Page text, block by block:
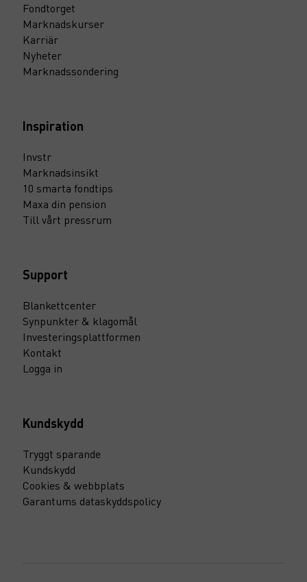
Fondtorget
Marknadskurser
Karriär
Nyheter
Marknadssondering
Inspiration
Invstr
Marknadsinsikt
10 smarta fondtips
Maxa din pension
Till vårt pressrum
Support
Blankettcenter
Synpunkter & klagomål
Investeringsplattformen
Kontakt
Logga in
Kundskydd
Tryggt sparande
Kundskydd
Cookies & webbplats
Garantums dataskyddspolicy